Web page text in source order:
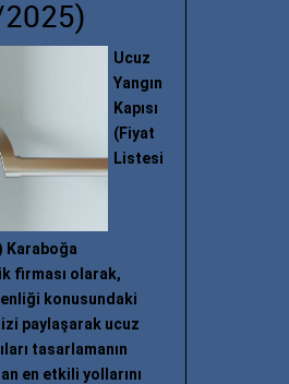
Ucuz
Yangın
Kapısı
(Fiyat
Listesi
Karaboğa
firması olarak,
konusundaki
paylaşarak ucuz
tasarlamanın
en etkili yollarını